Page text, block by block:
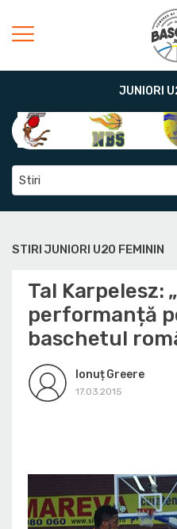
JUNIORI
Stiri
STIRI JUNIORI U20 FEMININ
Tal Karpelesz:
performanță
baschetul
Ionuț Greere
17.03.2015